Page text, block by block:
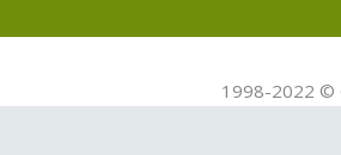
1998-2022 ©